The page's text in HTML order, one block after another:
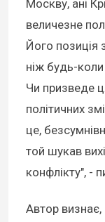
Москву, ані
величезне
Його позиція
ніж будь-коли
Чи призведе
політичних
це,
той шукав
конфлікту", -
Автор визнає,